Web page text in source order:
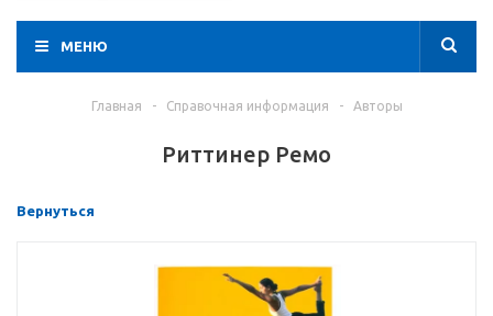
МЕНЮ
Главная - Справочная информация - Авторы
Риттинер Ремо
Вернуться